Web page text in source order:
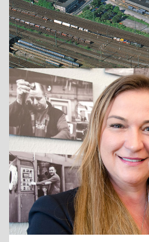
Show larger version